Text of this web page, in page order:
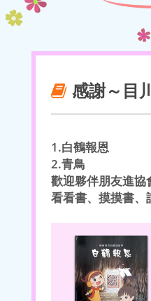
感謝～目
1.白鶴報恩
2.青鳥
歡迎夥伴朋友進協
看看書、摸摸書、